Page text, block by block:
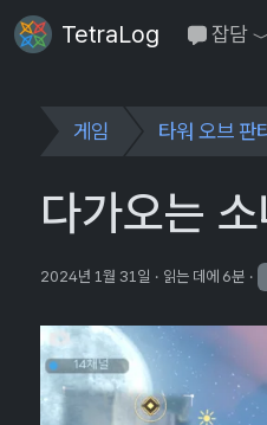
TetraLog 잡담
게임 타워 오브 판
다가오는
2024년 1월 31일 읽는 데에 6분